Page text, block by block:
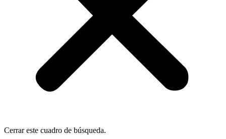
Cerrar este cuadro de búsqueda.